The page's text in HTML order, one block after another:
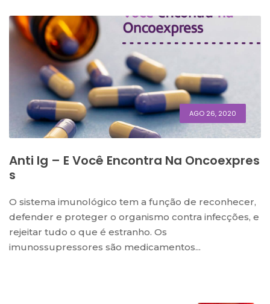
AGO 26, 2020
Anti Ig – E Você Encontra Na Oncoexpres
S
O sistema imunológico tem a função de reconhecer,
defender e proteger o organismo contra infecções, e
rejeitar tudo o que é estranho. Os
imunossupressores são medicamentos...